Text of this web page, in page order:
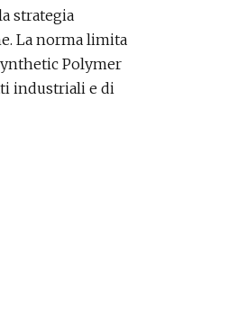
strategia
La norma limita
Polymer
industriali e di